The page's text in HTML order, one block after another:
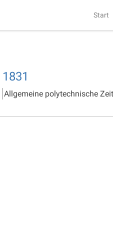
Start
1831
Allgemeine polytechnische